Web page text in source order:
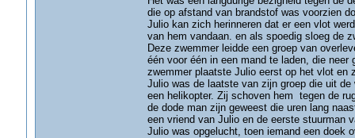
die op afstand van brandstof was voorzien
Julio kan zich herinneren dat er een vlot
van hem vandaan. en als spoedig sloeg de
Deze zwemmer leidde een groep van
één voor één in een mand te laden, die
zwemmer plaatste Julio eerst op het vlot en
Julio was de laatste van zijn groep die uit
een helikopter. Zij schoven hem tegen de
de dode man zijn geweest die uren lang
een vriend van Julio en de eerste stuurman
Julio was opgelucht, toen iemand een doek